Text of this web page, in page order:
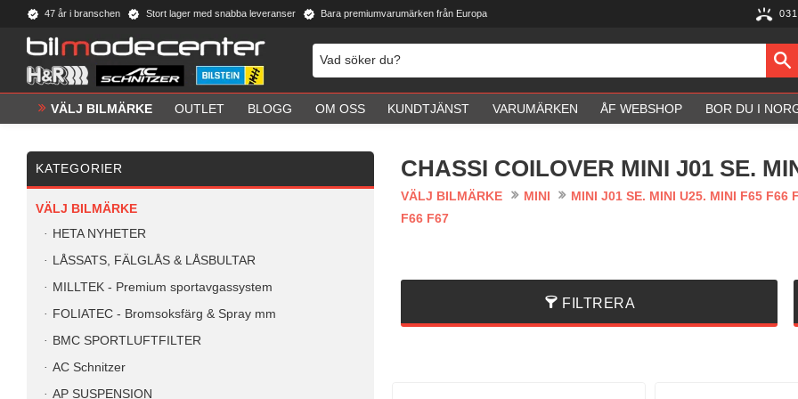
47 år i branschen Stort lager med snabba leveranser Bara premiumvarumärken från Europa
VÄLJ BILMÄRKE OUTLET BLOGG OM OSS KUNDTJÄNST VARUMÄRKEN ÅF WEBSHOP BOR DU I
CHASSI COILOVER MINI J01 SE.
VÄLJ BILMÄRKE MINI MINI J01 SE. MINI U25. MINI F65 F66
F66 F67
FILTRERA
KATEGORIER
VÄLJ BILMÄRKE
HETA NYHETER
LÅSSATS, FÄLGLÅS & LÅSBULTAR
MILLTEK - Premium sportavgassystem
FOLIATEC - Bromsoksfärg & Spray mm
BMC SPORTLUFTFILTER
AC Schnitzer
AP SUSPENSION